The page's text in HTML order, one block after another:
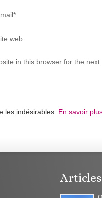
*
web
in this browser for the next
les indésirables. En savoir